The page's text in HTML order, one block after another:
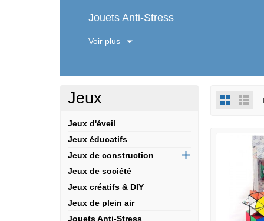
Jouets Anti-Stress
Voir plus
Jeux
Jeux d'éveil
Jeux éducatifs
Jeux de construction
Jeux de société
Jeux créatifs & DIY
Jeux de plein air
Jouets Anti-Stress